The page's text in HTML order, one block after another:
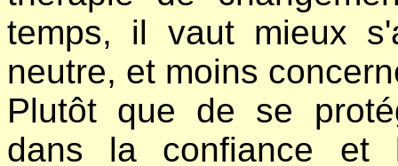
temps, il vaut mieux
neutre, et moins
Plutôt que de se
dans la confiance